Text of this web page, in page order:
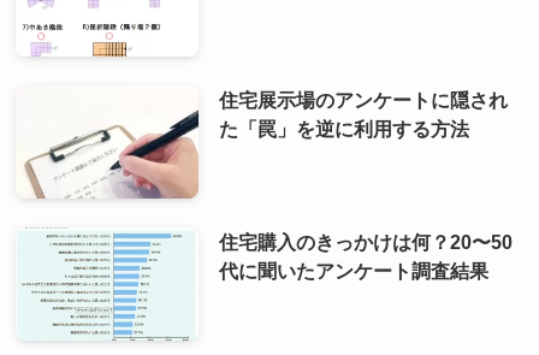
住宅展示場のアンケートに隠され
た「罠」を逆に利用する方法
住宅購入のきっかけは何？20〜50
代に聞いたアンケート調査結果